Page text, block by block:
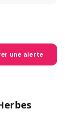
une alerte